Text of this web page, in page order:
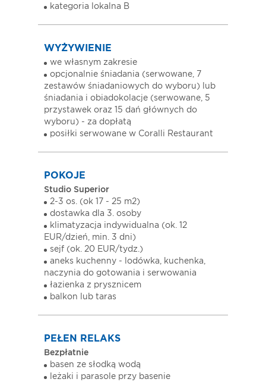
kategoria lokalna B
WYŻYWIENIE
we własnym zakresie
opcjonalnie śniadania (serwowane, 7
zestawów śniadaniowych do wyboru) lub
śniadania i obiadokolacje (serwowane, 5
przystawek oraz 15 dań głównych do
wyboru) - za dopłatą
posiłki serwowane w Coralli Restaurant
POKOJE
Studio Superior
2-3 os. (ok 17 - 25 m2)
dostawka dla 3. osoby
klimatyzacja indywidualna (ok. 12
EUR/dzień, min. 3 dni)
sejf (ok. 20 EUR/tydz.)
aneks kuchenny - lodówka, kuchenka,
naczynia do gotowania i serwowania
łazienka z prysznicem
balkon lub taras
PEŁEN RELAKS
Bezpłatnie
basen ze słodką wodą
leżaki i parasole przy basenie